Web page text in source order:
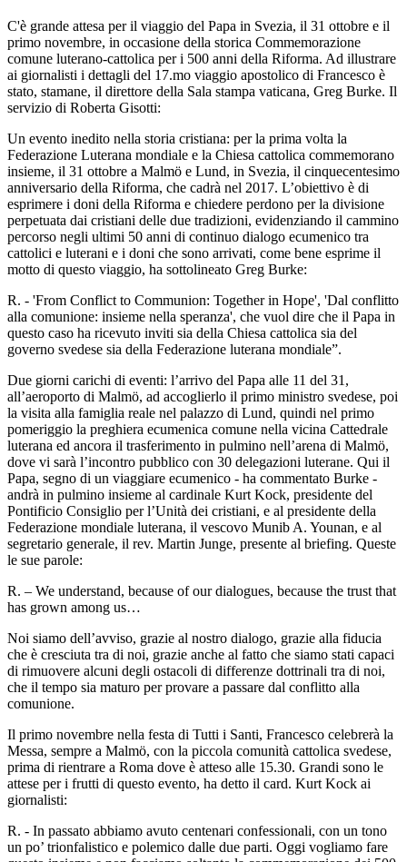
C'è grande attesa per il viaggio del Papa in Svezia, il 31 ottobre e il
primo novembre, in occasione della storica Commemorazione
comune luterano-cattolica per i 500 anni della Riforma. Ad illustrare
ai giornalisti i dettagli del 17.mo viaggio apostolico di Francesco è
stato, stamane, il direttore della Sala stampa vaticana, Greg Burke. Il
servizio di Roberta Gisotti:
Un evento inedito nella storia cristiana: per la prima volta la
Federazione Luterana mondiale e la Chiesa cattolica commemorano
insieme, il 31 ottobre a Malmö e Lund, in Svezia, il cinquecentesimo
anniversario della Riforma, che cadrà nel 2017. L’obiettivo è di
esprimere i doni della Riforma e chiedere perdono per la divisione
perpetuata dai cristiani delle due tradizioni, evidenziando il cammino
percorso negli ultimi 50 anni di continuo dialogo ecumenico tra
cattolici e luterani e i doni che sono arrivati, come bene esprime il
motto di questo viaggio, ha sottolineato Greg Burke:
R. - 'From Conflict to Communion: Together in Hope', 'Dal conflitto
alla comunione: insieme nella speranza', che vuol dire che il Papa in
questo caso ha ricevuto inviti sia della Chiesa cattolica sia del
governo svedese sia della Federazione luterana mondiale”.
Due giorni carichi di eventi: l’arrivo del Papa alle 11 del 31,
all’aeroporto di Malmö, ad accoglierlo il primo ministro svedese, poi
la visita alla famiglia reale nel palazzo di Lund, quindi nel primo
pomeriggio la preghiera ecumenica comune nella vicina Cattedrale
luterana ed ancora il trasferimento in pulmino nell’arena di Malmö,
dove vi sarà l’incontro pubblico con 30 delegazioni luterane. Qui il
Papa, segno di un viaggiare ecumenico - ha commentato Burke -
andrà in pulmino insieme al cardinale Kurt Kock, presidente del
Pontificio Consiglio per l’Unità dei cristiani, e al presidente della
Federazione mondiale luterana, il vescovo Munib A. Younan, e al
segretario generale, il rev. Martin Junge, presente al briefing. Queste
le sue parole:
R. – We understand, because of our dialogues, because the trust that
has grown among us…
Noi siamo dell’avviso, grazie al nostro dialogo, grazie alla fiducia
che è cresciuta tra di noi, grazie anche al fatto che siamo stati capaci
di rimuovere alcuni degli ostacoli di differenze dottrinali tra di noi,
che il tempo sia maturo per provare a passare dal conflitto alla
comunione.
Il primo novembre nella festa di Tutti i Santi, Francesco celebrerà la
Messa, sempre a Malmö, con la piccola comunità cattolica svedese,
prima di rientrare a Roma dove è atteso alle 15.30. Grandi sono le
attese per i frutti di questo evento, ha detto il card. Kurt Kock ai
giornalisti:
R. - In passato abbiamo avuto centenari confessionali, con un tono
un po’ trionfalistico e polemico dalle due parti. Oggi vogliamo fare